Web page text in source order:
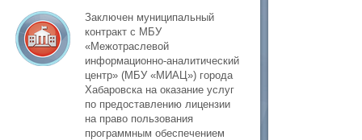
Заключен муниципальный
контракт с МБУ
«Межотраслевой
информационно-аналитический
центр» (МБУ «МИАЦ») города
Хабаровска на оказание услуг
по предоставлению лицензии
на право пользования
программным обеспечением